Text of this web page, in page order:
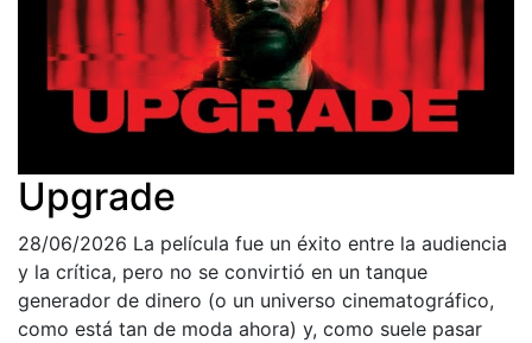
Upgrade
28/06/2026 La película fue un éxito entre la audiencia
y la crítica, pero no se convirtió en un tanque
generador de dinero (o un universo cinematográfico,
como está tan de moda ahora) y, como suele pasar